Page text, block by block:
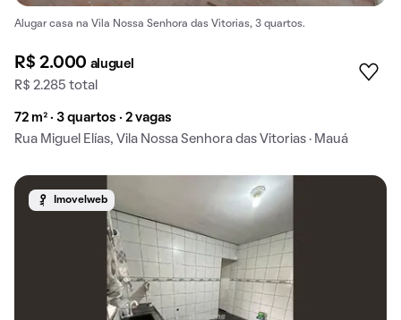
Alugar casa na Vila Nossa Senhora das Vitorias, 3 quartos.
R$ 2.000 aluguel
R$ 2.285 total
72 m² · 3 quartos · 2 vagas
Rua Miguel Elías, Vila Nossa Senhora das Vitorias · Mauá
Imovelweb